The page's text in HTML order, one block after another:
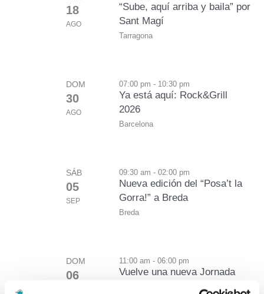
18
AGO
“Sube, aquí arriba y baila” por
Sant Magí
Tarragona
DOM
30
AGO
07:00 pm - 10:30 pm
Ya está aquí: Rock&Grill
2026
Barcelona
SÁB
05
SEP
09:30 am - 02:00 pm
Nueva edición del “Posa’t la
Gorra!” a Breda
Breda
DOM
06
11:00 am - 06:00 pm
Vuelve una nueva Jornada
solidaria del “Posa’t la